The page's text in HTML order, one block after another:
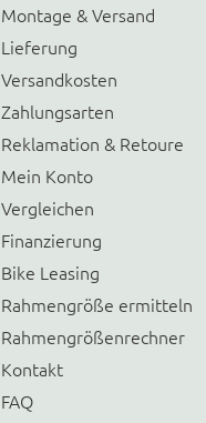
Montage & Versand
Lieferung
Versandkosten
Zahlungsarten
Reklamation & Retoure
Mein Konto
Vergleichen
Finanzierung
Bike Leasing
Rahmengröße ermitteln
Rahmengrößenrechner
Kontakt
FAQ